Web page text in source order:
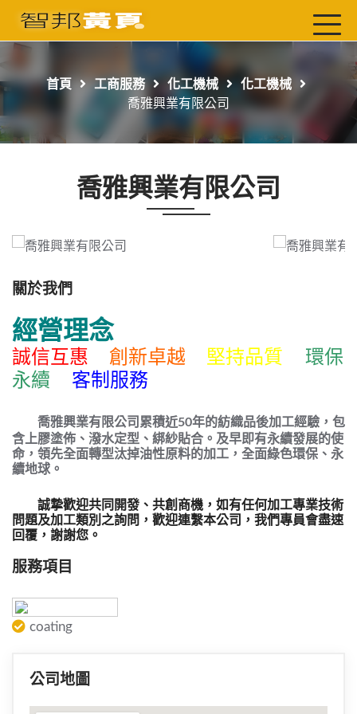
首頁
工商服務
首頁 工商服務 化工機械
化工機械
喬雅興業有限公司
喬雅興業有限公司
關於我們
經營理念
誠信互惠 創新卓越 堅持品質
環保
永續
客制服務
喬雅興業有限公司累積近50年的紡織品後加工經驗，包
含上膠塗佈、潑水定型、綁紗貼合。及早即有永續發展的使
命，領先全面轉型汰掉油性原料的加工，全面綠色環保、永
續地球。
誠摯歡迎共同開發、共創商機，如有任何加工專業技術
問題及加工類別之詢問，歡迎連繫本公司，我們專員會盡速
回覆，謝謝您。
服務項目
coating
公司地圖